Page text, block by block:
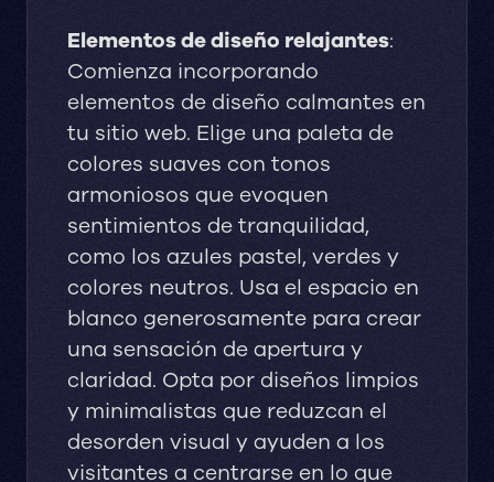
Elementos de diseño relajantes:
Comienza incorporando
elementos de diseño calmantes en
tu sitio web. Elige una paleta de
colores suaves con tonos
armoniosos que evoquen
sentimientos de tranquilidad,
como los azules pastel, verdes y
colores neutros. Usa el espacio en
blanco generosamente para crear
una sensación de apertura y
claridad. Opta por diseños limpios
y minimalistas que reduzcan el
desorden visual y ayuden a los
visitantes a centrarse en lo que